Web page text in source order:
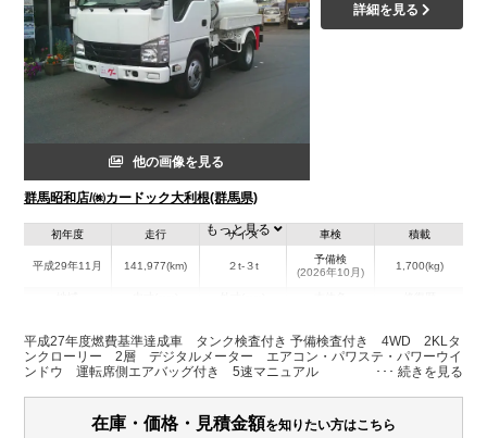
他の画像を見る
群馬昭和店/㈱カードック大利根(群馬県)
詳細を見る
初年度
平成29年11月
走行
141,977(km)
サイズ
２t-３t
車検
予備検
(2026年10月)
積載
1,700(kg)
群馬県 -
W:1,690
H:2,030
－
パワステ パワーウィンドウ ABS エアバッグ
集中ドアロック
もっと見る
平成27年度燃費基準達成車 タンク検査付き 予備検査付き 4WD 2KLタ
ンクローリー 2層 デジタルメーター エアコン・パワステ・パワーウイ
ンドウ 運転席側エアバッグ付き 5速マニュアル
在庫・価格・見積金額を知りたい方はこちら